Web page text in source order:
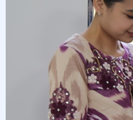
Руководство